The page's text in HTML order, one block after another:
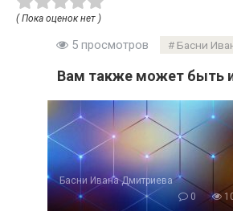
( Пока оценок нет )
5 просмотров Басни
Вам также может быть
Басни Ивана Дмитриева
0